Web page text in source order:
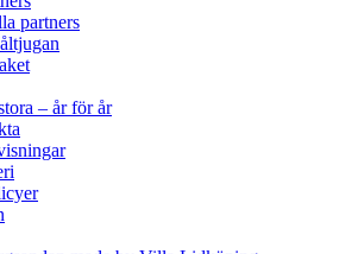
partners
– år för år